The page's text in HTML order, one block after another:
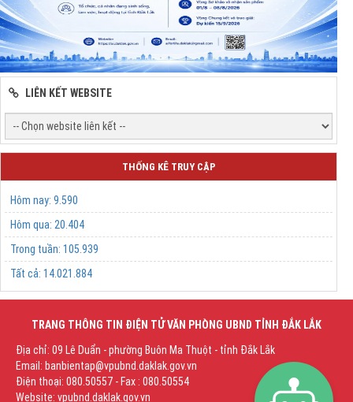
LIÊN KẾT WEBSITE
THỐNG KÊ TRUY CẬP
Hôm nay: 9.590
Hôm qua: 20.404
Trong tuần: 105.939
Tất cả: 14.021.884
TRANG THÔNG TIN ĐIỆN TỬ VĂN PHÒNG UBND TỈNH ĐẮK LẮK
Địa chỉ: 09 Lê Duẩn - phường Buôn Ma Thuột - tỉnh Đắk Lắk
Email: banbientap@vpubnd.daklak.gov.vn
Điện thoại: 080.50557 - Fax : 080.50554
Website: vpubnd.daklak.gov.vn